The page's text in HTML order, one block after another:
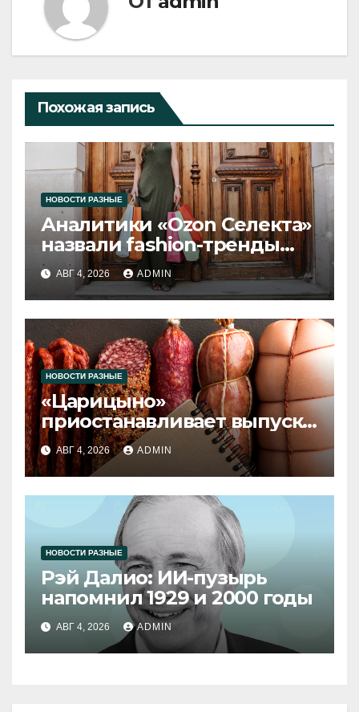
Похожая запись
НОВОСТИ РАЗНЫЕ
Аналитики «Ozon Селекта»
назвали fashion-тренды
2026 года
АВГ 4, 2026 ADMIN
НОВОСТИ РАЗНЫЕ
«Царицыно»
приостанавливает выпуск
продукции
АВГ 4, 2026 ADMIN
НОВОСТИ РАЗНЫЕ
Рэй Далио: ИИ-пузырь
напомнил 1929 и 2000 годы
АВГ 4, 2026 ADMIN